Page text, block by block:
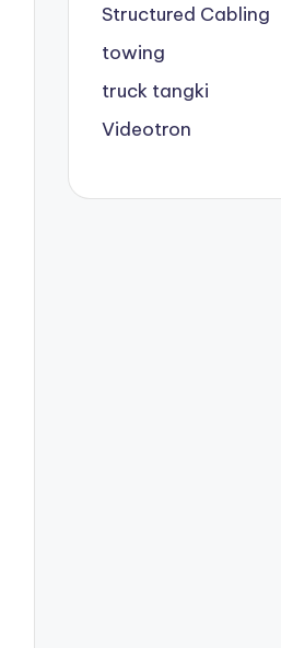
Structured Cabling
towing
truck tangki
Videotron